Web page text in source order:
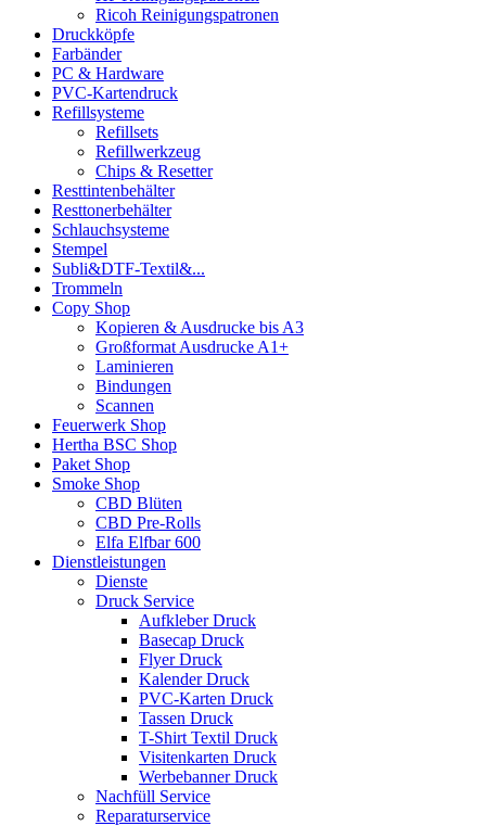
Ricoh Reinigungspatronen
Druckköpfe
Farbänder
PC & Hardware
PVC-Kartendruck
Refillsysteme
Refillsets
Refillwerkzeug
Chips & Resetter
Resttintenbehälter
Resttonerbehälter
Schlauchsysteme
Stempel
Subli&DTF-Textil&...
Trommeln
Copy Shop
Kopieren & Ausdrucke bis A3
Großformat Ausdrucke A1+
Laminieren
Bindungen
Scannen
Feuerwerk Shop
Hertha BSC Shop
Paket Shop
Smoke Shop
CBD Blüten
CBD Pre-Rolls
Elfa Elfbar 600
Dienstleistungen
Dienste
Druck Service
Aufkleber Druck
Basecap Druck
Flyer Druck
Kalender Druck
PVC-Karten Druck
Tassen Druck
T-Shirt Textil Druck
Visitenkarten Druck
Werbebanner Druck
Nachfüll Service
Reparaturservice